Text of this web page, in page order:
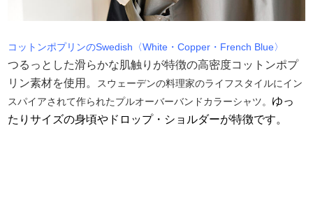
コットンポプリンのSwedish〈White・Copper・French Blue〉
つるっとした滑らかな肌触りが特徴の高密度コットンポプ
リン素材を使用。
スウェーデンの料理家のライフスタイルにイン
スパイアされて作られたプルオーバーバンドカラーシャツ。 ゆっ
たりサイズの身頃やドロップ・ショルダーが特徴です。